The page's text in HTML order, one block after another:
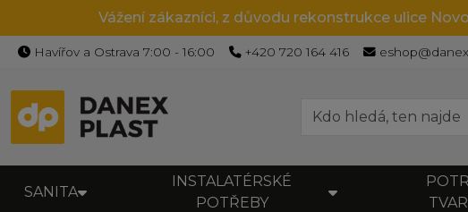
Vážení zákazníci, z důvodu rekonstrukce ulice
Havířov a Ostrava 7:00 - 16:00 +420 720 164 416
SANITA
INSTALATÉRSKÉ
POTŘEBY